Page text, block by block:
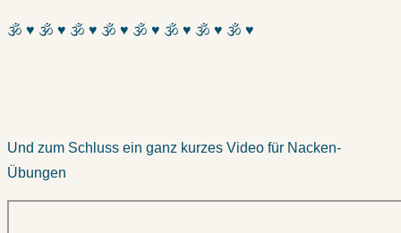
🕉 ♥ 🕉 ♥ 🕉 ♥ 🕉 ♥ 🕉 ♥ 🕉 ♥ 🕉 ♥ 🕉 ♥
Und zum Schluss ein ganz kurzes Video für Nacken-
Übungen